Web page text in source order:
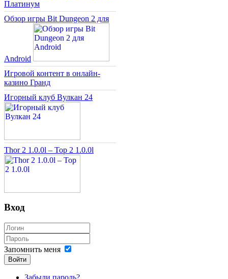
Платинум
Обзор игры Bit Dungeon 2 для
Android
Игровой контент в онлайн-
казино Гранд
Игорный клуб Вулкан 24
Thor 2 1.0.0l – Тор 2 1.0.0l
Вход
Запомнить меня
Войти
Забыли пароль?